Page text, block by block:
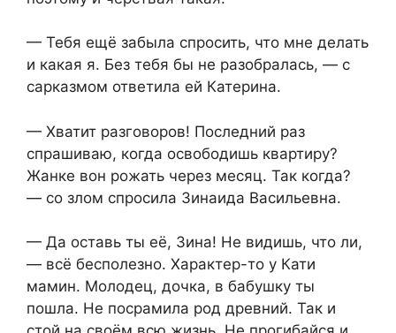
— Тебя ещё забыла спросить, что мне делать
и какая я. Без тебя бы не разобралась, — с
сарказмом ответила ей Катерина.
— Хватит разговоров! Последний раз
спрашиваю, когда освободишь квартиру?
Жанке вон рожать через месяц. Так когда?
— со злом спросила Зинаида Васильевна.
— Да оставь ты её, Зина! Не видишь, что ли,
— всё бесполезно. Характер-то у Кати
мамин. Молодец, дочка, в бабушку ты
пошла. Не посрамила род древний. Так и